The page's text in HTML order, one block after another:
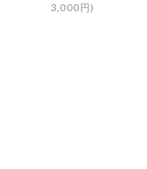
3,000円)